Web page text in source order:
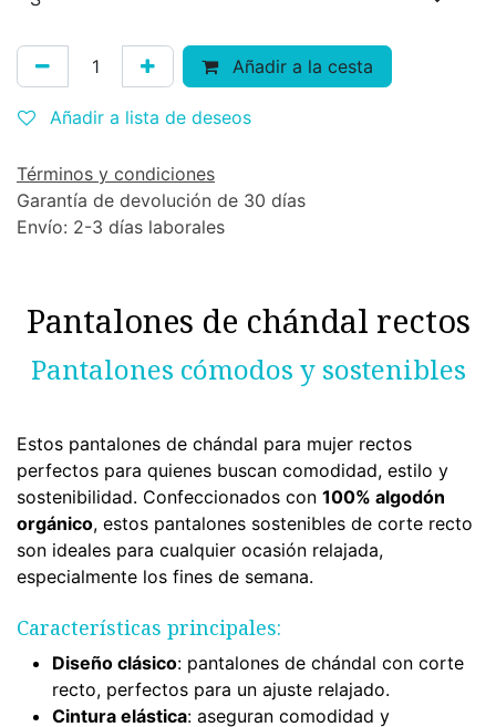
Añadir a la cesta
Añadir a lista de deseos
Términos y condiciones
Garantía de devolución de 30 días
Envío: 2-3 días laborales
Pantalones de chándal rectos
Pantalones cómodos y sostenibles
Estos pantalones de chándal para mujer rectos
perfectos para quienes buscan comodidad, estilo y
sostenibilidad. Confeccionados con 100% algodón
orgánico, estos pantalones sostenibles de corte recto
son ideales para cualquier ocasión relajada,
especialmente los fines de semana.
Características principales:
Diseño clásico: pantalones de chándal con corte
recto, perfectos para un ajuste relajado.
Cintura elástica: aseguran comodidad y